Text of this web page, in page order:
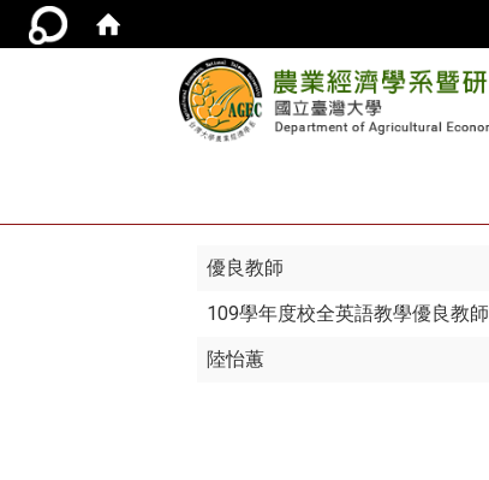
優良教師
109學年度校全英語教學優良教師
陸怡蕙